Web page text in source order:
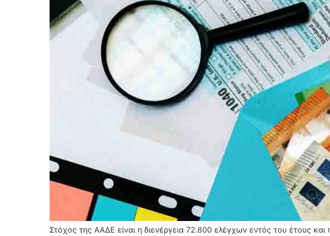
Στόχος της ΑΑΔΕ είναι η διενέργεια 72.800 ελέγχων εντός του έτους